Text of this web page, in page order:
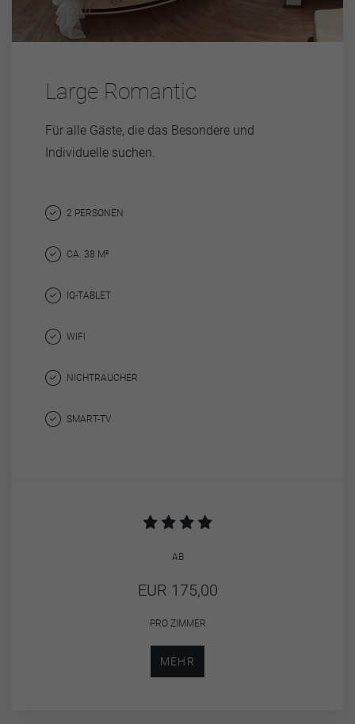
Large Romantic
Für alle Gäste, die das Besondere und
Individuelle suchen.
2 PERSONEN
CA. 38 M²
IQ-TABLET
WIFI
NICHTRAUCHER
SMART-TV
AB
EUR 175,00
PRO ZIMMER
MEHR